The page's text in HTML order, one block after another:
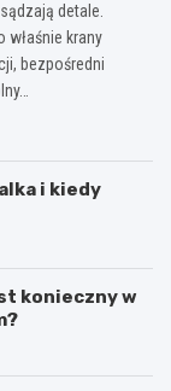
detale.
właśnie krany
bezpośredni
i kiedy
konieczny w